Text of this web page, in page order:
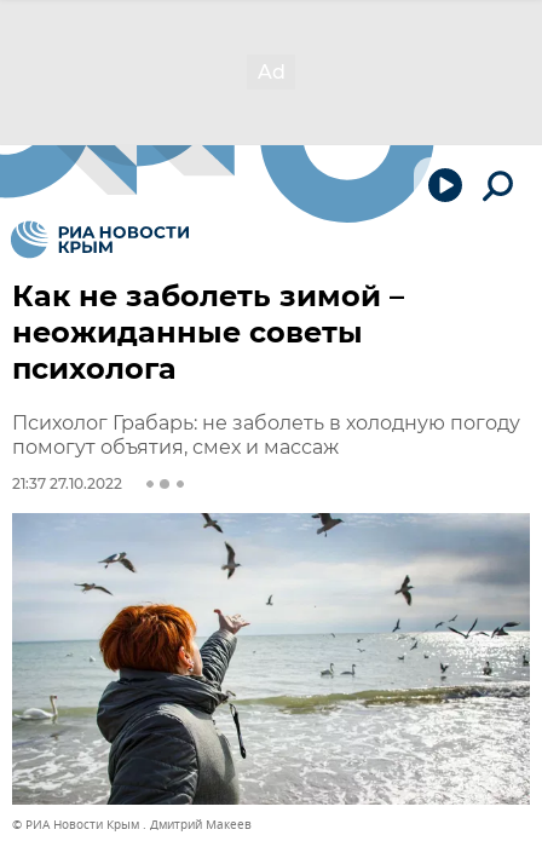
Как не заболеть зимой –
неожиданные советы
психолога
Психолог Грабарь: не заболеть в холодную погоду
помогут объятия, смех и массаж
21:37 27.10.2022
© РИА Новости Крым . Дмитрий Макеев